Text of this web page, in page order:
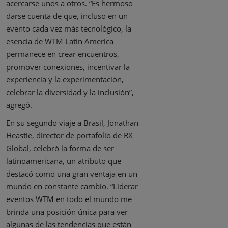
acercarse unos a otros. “Es hermoso
darse cuenta de que, incluso en un
evento cada vez más tecnológico, la
esencia de WTM Latin America
permanece en crear encuentros,
promover conexiones, incentivar la
experiencia y la experimentación,
celebrar la diversidad y la inclusión”,
agregó.
En su segundo viaje a Brasil, Jonathan
Heastie, director de portafolio de RX
Global, celebró la forma de ser
latinoamericana, un atributo que
destacó como una gran ventaja en un
mundo en constante cambio. “Liderar
eventos WTM en todo el mundo me
brinda una posición única para ver
algunas de las tendencias que están